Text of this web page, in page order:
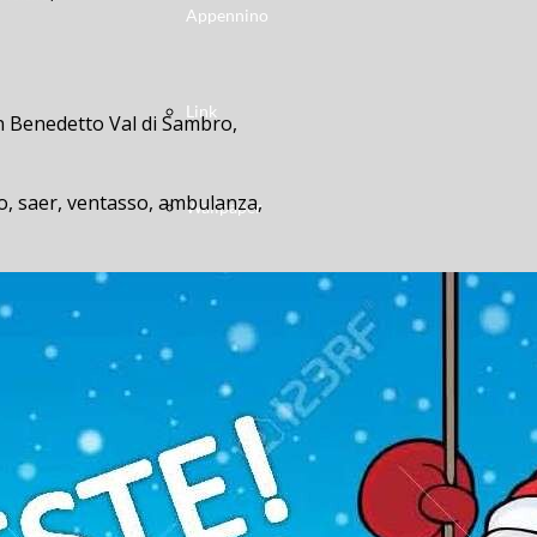
Appennino
Link
Wallpaper
Benedetto Val di Sambro,
saer, ventasso, ambulanza,
è avvenuto questa
belvedere, duca-degli-abruzzi,